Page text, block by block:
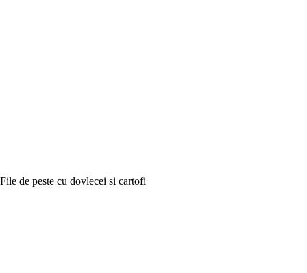
File de peste cu dovlecei si cartofi